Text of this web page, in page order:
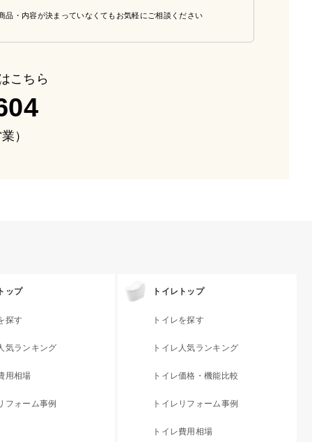
品・内容が決まっていなくてもお気軽にご相談ください
こちら
）
ップ
探す
気ランキング
用相場
フォーム事例
トイレトップ
トイレを探す
トイレ人気ランキング
トイレ価格・機能比較
トイレリフォーム事例
トイレ費用相場